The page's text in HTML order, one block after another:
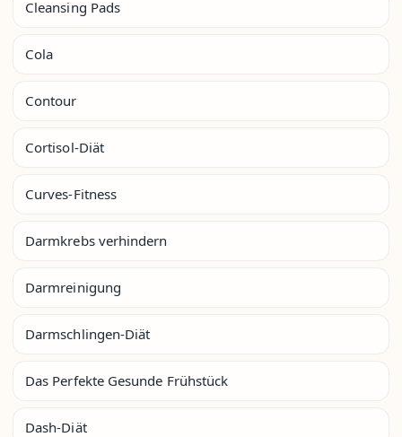
Cleansing Pads
Cola
Contour
Cortisol-Diät
Curves-Fitness
Darmkrebs verhindern
Darmreinigung
Darmschlingen-Diät
Das Perfekte Gesunde Frühstück
Dash-Diät